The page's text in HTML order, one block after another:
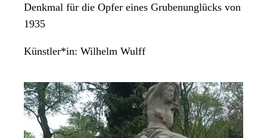
Denkmal für die Opfer eines Grubenunglücks von
1935
Künstler*in: Wilhelm Wulff